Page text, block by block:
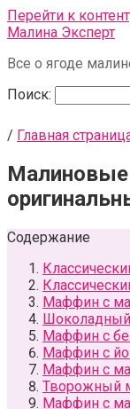
Перейти к
Малина Эксперт
Все о ягоде
Поиск:
/ Главная
Содержание
Маффин с
Маффин с
Маффин с
Маффин с
Творожный
Маффин с